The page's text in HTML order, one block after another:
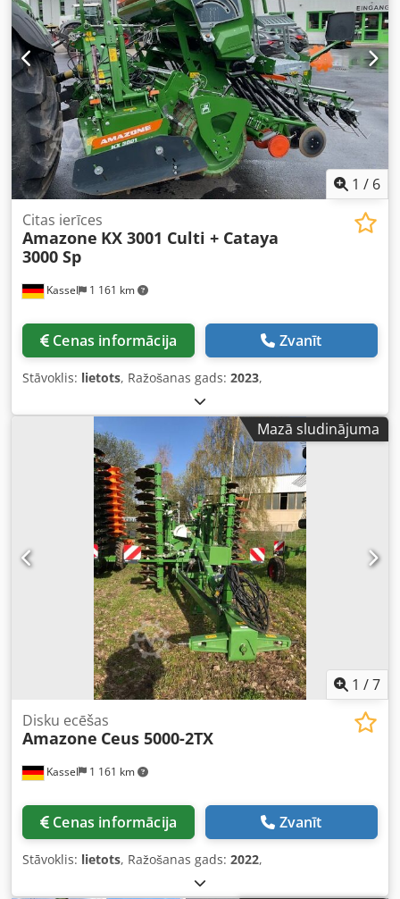
1 / 6
Kassel 1 161 km
Citas ierīces
Amazone KX 3001 Culti + Cataya
3000 Sp
Cenas informācija Zvanīt
Stāvoklis: lietots, Ražošanas gads: 2023,
Mazā sludinājuma
1 /7
Kassel 1 161 km
Disku ecēšas
Amazone Ceus 5000-2TX
Cenas informācija Zvanīt
Stāvoklis: lietots, Ražošanas gads: 2022,